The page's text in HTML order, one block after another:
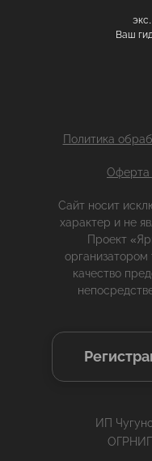
Ваш
Политика
Оферта
Сайт носит
характер и не
Проект
организатором
качество
ИП
ОГРНИП